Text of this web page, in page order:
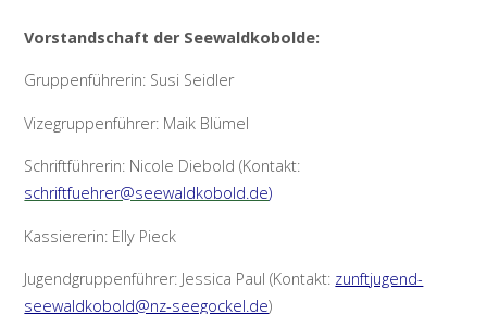
Vorstandschaft der Seewaldkobolde:
Gruppenführerin: Susi Seidler
Vizegruppenführer: Maik Blümel
Schriftführerin: Nicole Diebold (Kontakt:
schriftfuehrer@seewaldkobold.de)
Kassiererin: Elly Pieck
Jugendgruppenführer: Jessica Paul (Kontakt: zunftjugend-
seewaldkobold@nz-seegockel.de)